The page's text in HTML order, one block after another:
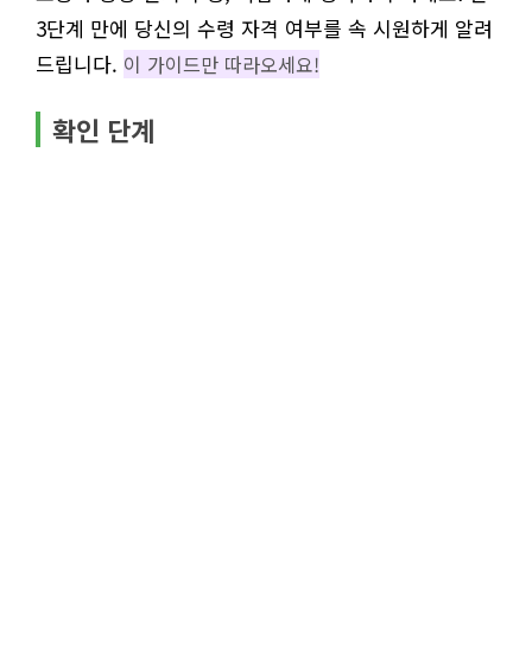
3단계 만에 당신의 수령 자격 여부를 속 시원하게 알려
드립니다. 이 가이드만 따라오세요!
확인 단계